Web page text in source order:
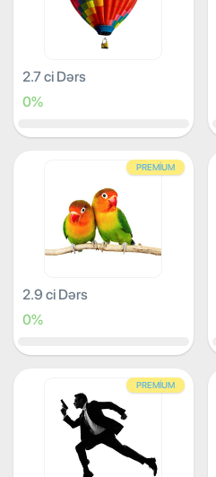
2.7 ci Dərs
0%
PREMIUM
2.9 ci Dərs
0%
PREMIUM